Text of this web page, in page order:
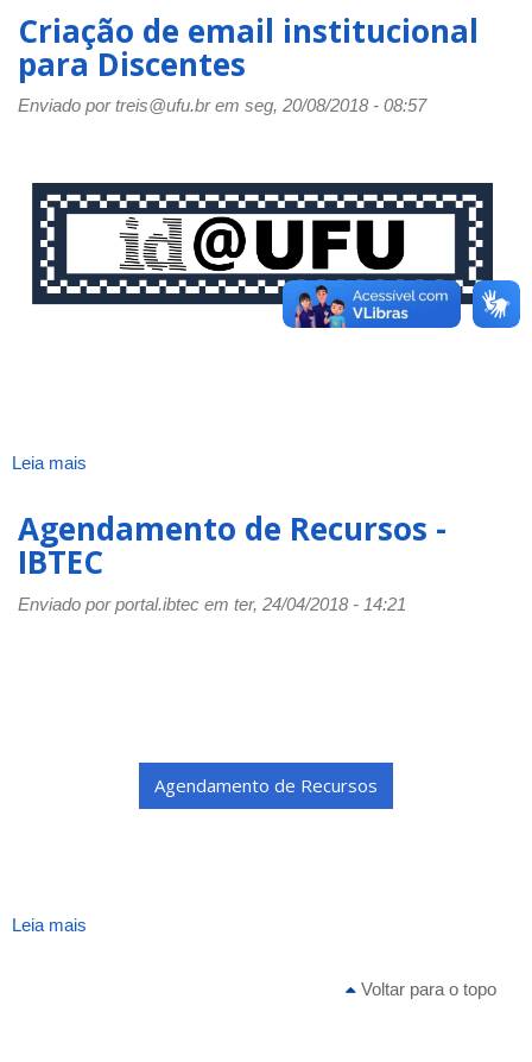
Criação de email institucional
para Discentes
Enviado portreis@ufu.brem seg, 20/08/2018 - 08:57
Leia mais
email
institucional
Discentes
Agendamento de Recursos -
IBTEC
Enviado porportal.ibtec em ter, 24/04/2018 - 14:21
Agendamento de Recursos
Leia mais
Voltar para o topo